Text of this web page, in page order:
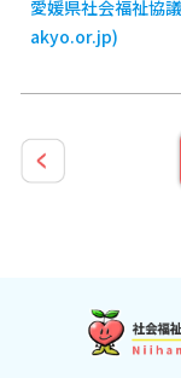
愛媛県社会福祉協
akyo.or.jp)